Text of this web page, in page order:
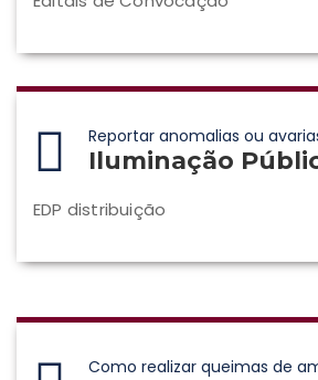
Reportar anomalias ou
Iluminação
EDP distribuição
Como realizar queimas de